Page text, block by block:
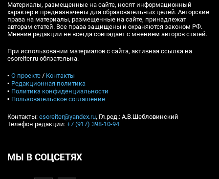
Материалы, размещенные на сайте, носят информационный
характер и предназначены для образовательных целей. Авторские
права на материалы, размещенные на сайте, принадлежат
авторам статей. Все права защищены и охраняются законом РФ.
Мнение редакции не всегда совпадает с мнением авторов статей.
При использовании материалов с сайта, активная ссылка на
esoreiter.ru обязательна.
▪ О проекте / Контакты
▪ Редакционная политика
▪ Политика конфиденциальности
▪ Пользовательское соглашение
Контакты: esoreiter@yandex.ru, Гл.ред.: А.В.Шебловинский
Телефон редакции: +7 (917) 398-10-94
МЫ В СОЦСЕТЯХ